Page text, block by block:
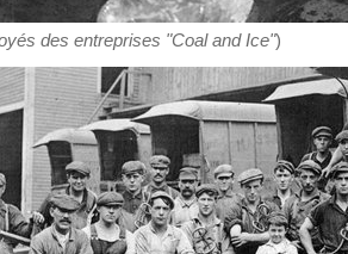
des entreprises "Coal and Ice")